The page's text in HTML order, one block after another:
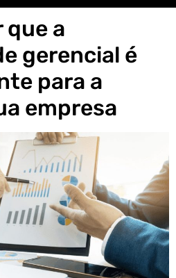
que a
gerencial é
para a
empresa